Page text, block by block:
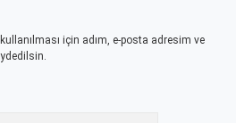
için adım, e-posta adresim ve